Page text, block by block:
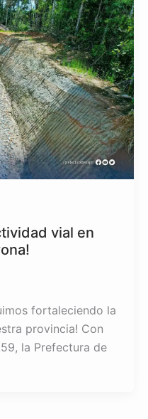
vial en
fortaleciendo la
provincia! Con
la Prefectura de